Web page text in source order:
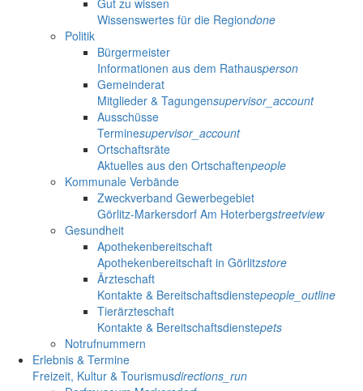
Gut zu wissen
Wissenswertes für die Regiondone
Politik
Bürgermeister
Informationen aus dem Rathausperson
Gemeinderat
Mitglieder & Tagungensupervisor_account
Ausschüsse
Terminesupervisor_account
Ortschaftsräte
Aktuelles aus den Ortschaftenpeople
Kommunale Verbände
Zweckverband Gewerbegebiet
Görlitz-Markersdorf Am Hoterbergstreetview
Gesundheit
Apothekenbereitschaft
Apothekenbereitschaft in Görlitzstore
Ärzteschaft
Kontakte & Bereitschaftsdienstepeople_outline
Tierärzteschaft
Kontakte & Bereitschaftsdienstepets
Notrufnummern
Erlebnis & Termine
Freizeit, Kultur & Tourismusdirections_run